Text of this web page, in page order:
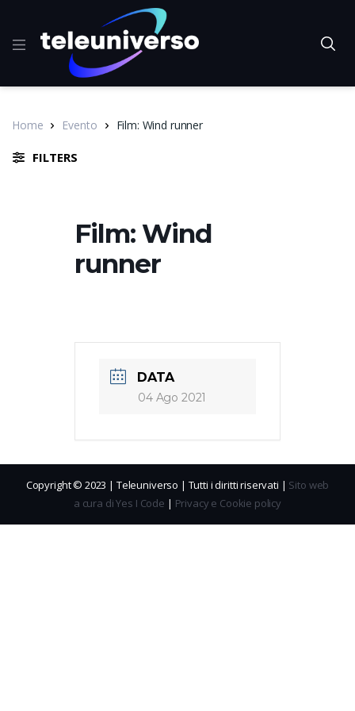
Home Evento Film: Wind runner
FILTERS
Film: Wind
runner
DATA
04 Ago 2021
Copyright © 2023 | Teleuniverso | Tutti i diritti riservati | Sito web
a cura di Yes I Code | Privacy e Cookie policy